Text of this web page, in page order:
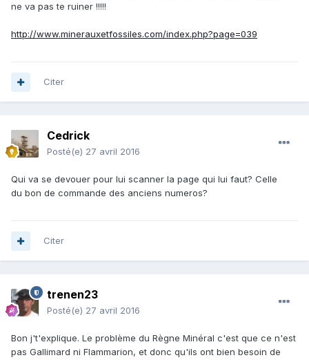
ne va pas te ruiner !!!!!
http://www.minerauxetfossiles.com/index.php?page=039
Citer
Cedrick
Posté(e) 27 avril 2016
Qui va se devouer pour lui scanner la page qui lui faut? Celle
du bon de commande des anciens numeros?
Citer
trenen23
Posté(e) 27 avril 2016
Bon j't'explique. Le problème du Règne Minéral c'est que ce n'est
pas Gallimard ni Flammarion, et donc qu'ils ont bien besoin de